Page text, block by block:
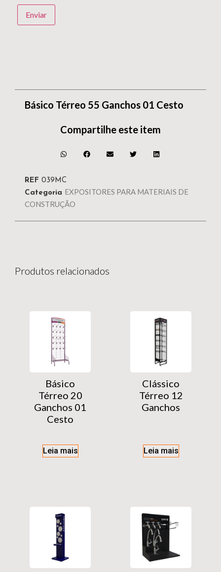
Básico Térreo 55 Ganchos 01 Cesto
Compartilhe este item
REF 039MC
Categoria EXPOSITORES PARA MATERIAIS DE
CONSTRUÇÃO
Produtos relacionados
Básico
Térreo 20
Ganchos 01
Cesto
Leia mais
Clássico
Térreo 12
Ganchos
Leia mais